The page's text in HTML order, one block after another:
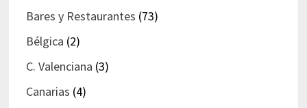
Bares y Restaurantes (73)
Bélgica (2)
C. Valenciana (3)
Canarias (4)